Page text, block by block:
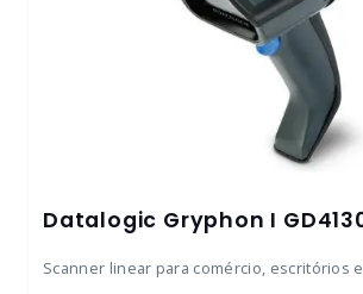
Datalogic Gryphon I
Scanner linear para comércio, escritórios